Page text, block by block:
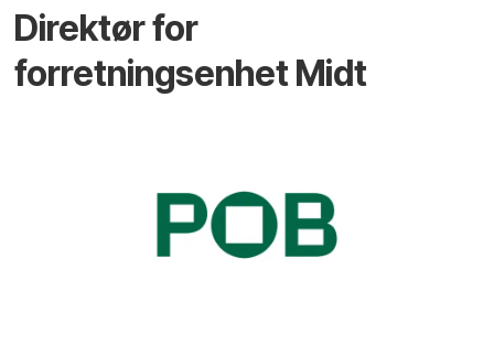
Direktør for
forretningsenhet Midt